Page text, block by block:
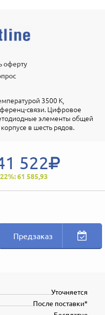
оферту
3500 К,
связи. Цифровое
элементы общей
в шесть рядов.
522
61 585,93
Предзаказ
Уточняется
После поставки*